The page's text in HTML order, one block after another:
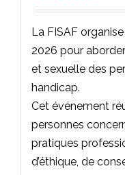
La FISAF
2026 pour
et sexuelle des
handicap.
Cet événement
personnes
pratiques
d’éthique, de